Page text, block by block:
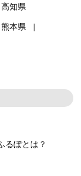
高知県
熊本県
るぽとは？